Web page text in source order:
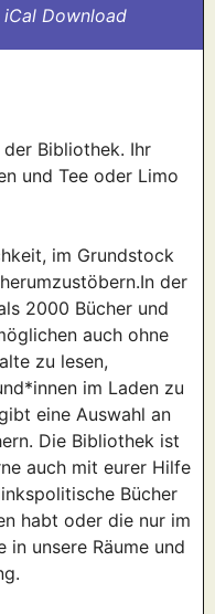
iCal Download
Bibliothek. Ihr
und Tee oder Limo
im Grundstock
der
2000 Bücher und
auch ohne
zu lesen,
im Laden zu
eine Auswahl an
Die Bibliothek ist
auch mit eurer Hilfe
Bücher
habt oder die nur im
in unsere Räume und